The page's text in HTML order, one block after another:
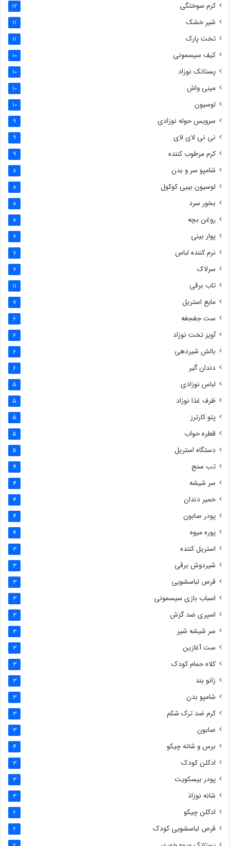
کرم سوختگی 12
شیر خشک 11
تخت پارک 11
کیف سیسمونی 10
پستانک نوزاد 10
مینی واش 10
لوسیون 10
سرویس حوله نوزادی 9
نی نی لای لای 9
کرم مرطوب کننده 9
شامپو سر و بدن 8
لوسیون بیبی کوکول 8
بخور سرد 8
روغن بچه 8
پوار بینی 7
نرم کننده لباس 7
سرلاک 7
تاب برقی 11
مایع استریل 7
ست جغجغه 6
آویز تخت نوزاد 6
بالش شیردهی 6
دندان گیر 6
لباس نوزادی 5
ظرف غذا نوزاد 5
پتو کارترز 5
قطره خواب 5
دستگاه استریل 5
تب سنج 4
سر شیشه 4
خمیر دندان 4
پودر صابون 4
پوره میوه 4
استریل کننده 3
شیردوش برقی 3
قرص لباسشویی 3
اسباب بازی سیسمونی 3
اسپری ضد گزش 3
سر شیشه شیر 3
ست آغازین 3
کلاه حمام کودک 3
زانو بند 3
شامپو بدن 3
کرم ضد ترک شکم 3
صابون 3
برس و شانه چیکو 4
ادکلن کودک 3
پودر بیسکویت 3
شانه نوزاذ 3
ادکلن چیکو 2
قرص لباسشویی کودک 2